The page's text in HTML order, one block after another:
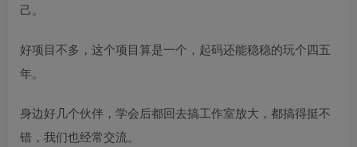
己。
好项目不多，这个项目算是一个，起码还能稳稳的玩个四五
年。
身边好几个伙伴，学会后都回去搞工作室放大，都搞得挺不
错，我们也经常交流。